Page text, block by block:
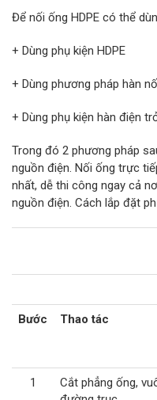
Để nối ống HDPE có thể
+ Dùng phụ kiện HDPE
+ Dùng phương pháp hàn
+ Dùng phụ kiện hàn điện
Trong đó 2 phương pháp
nguồn điện. Nối ống trực
nhất, dễ thi công ngay cả
nguồn điện. Cách lắp đặt
Bước Thao tác
1
Cắt phẳng ống,